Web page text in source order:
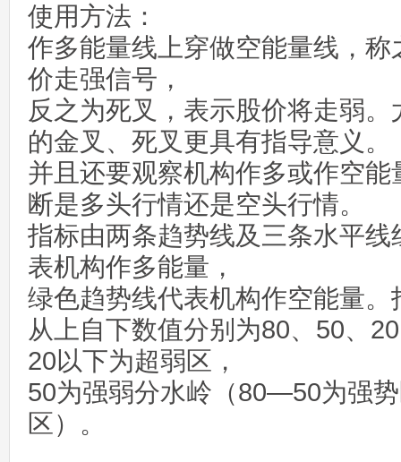
使用方法：
作多能量线上穿做空能量线，
价走强信号，
反之为死叉，表示股价将走弱
的金叉、死叉更具有指导意义。
并且还要观察机构作多或作空
断是多头行情还是空头行情。
指标由两条趋势线及三条水平
表机构作多能量，
绿色趋势线代表机构作空能量
从上自下数值分别为80、50、
20以下为超弱区，
50为强弱分水岭（80—50为强
区）。